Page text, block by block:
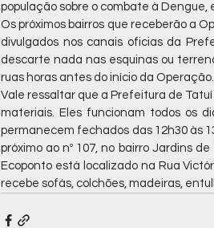
população sobre o combate à
Os próximos bairros que receberão a
divulgados nos canais oficias da
descarte nada nas esquinas ou
ruas horas antes do início da Operação.
Vale ressaltar que a Prefeitura de
materiais. Eles funcionam todos os
permanecem fechados das 12h30 às
próximo ao nº 107, no bairro Jardins
Ecoponto está localizado na Rua
recebe sofás, colchões, madeiras,